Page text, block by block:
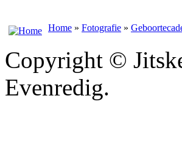
Home » Fotografie »
Copyright ©
Evenredig.